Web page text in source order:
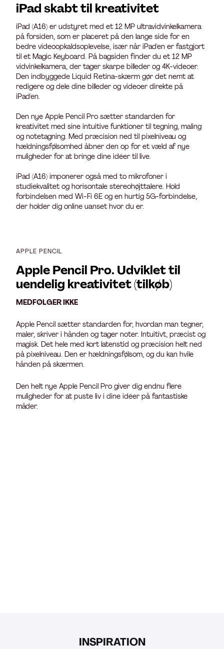
iPad skabt til kreativitet
iPad (A16) er udstyret med et 12 MP ultravidvinkelkamera
på forsiden, som er placeret på den lange side for en
bedre videoopkaldsoplevelse, især når iPad'en er fastgjort
til et Magic Keyboard. På bagsiden finder du et 12 MP
vidvinkelkamera, der tager skarpe billeder og 4K-videoer.
Den indbyggede Liquid Retina-skærm gør det nemt at
redigere og dele dine billeder og videoer direkte på
iPad'en.
Den nye Apple Pencil Pro sætter standarden for
kreativitet med sine intuitive funktioner til tegning, maling
og notetagning. Med præcision ned til pixelniveau og
hældningsfølsomhed åbner den op for et væld af nye
muligheder for at bringe dine idéer til live.
iPad (A16) imponerer også med to mikrofoner i
studiekvalitet og horisontale stereohøjttalere. Hold
forbindelsen med Wi-Fi 6E og en hurtig 5G-forbindelse,
der holder dig online uanset hvor du er.
APPLE PENCIL
Apple Pencil Pro. Udviklet til
uendelig kreativitet (tilkøb)
MEDFØLGER IKKE
Apple Pencil sætter standarden for, hvordan man tegner,
maler, skriver i hånden og tager noter. Intuitivt, præcist og
magisk. Det hele med kort latenstid og præcision helt ned
på pixelniveau. Den er hældnings­følsom, og du kan hvile
hånden på skær­men.
Den helt nye Apple Pencil Pro giver dig endnu flere
muligheder for at puste liv i dine idéer på fantastiske
måder.
INSPIRATION